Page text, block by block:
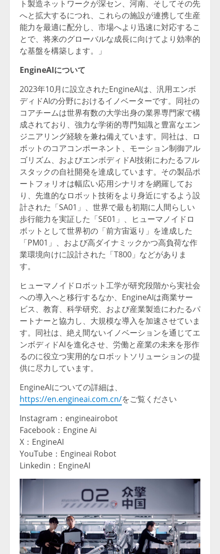
ト製造ネットワークが深セン、河南、そしてその先
へと拡大するにつれ、これらの施設が連携して生産
能力を最適に配分し、市場へより迅速に対応するこ
とで、将来のグローバルな成長に向けてより効率的
な基盤を構築します。」
EngineAIについて
2023年10月に設立されたEngineAIは、汎用エンボ
ディドAIの分野におけるイノベーターです。同社の
コアチームは世界有数の大学出身の業界専門家で構
成されており、強力な学術的専門知識と豊富なエン
ジニアリング経験を兼ね備えています。同社は、ロ
ボットのコアコンポーネント、モーション制御アル
ゴリズム、およびエンボディドAI技術にわたるフル
スタックの自社開発を達成しています。その製品ポ
ートフォリオは幅広い応用シナリオを網羅してお
り、先進的なロボット技術をより身近にするよう設
計された「SA01」、世界で最も初期に人間らしい
歩行能力を実証した「SE01」、ヒューマノイドロ
ボットとして世界初の「前方宙返り」を達成した
「PM01」、および高ダイナミックかつ高負荷な作
業環境向けに設計された「T800」などがありま
す。
ヒューマノイドロボット工学が研究段階から実社会
への導入へと移行するなか、EngineAIは商業サー
ビス、教育、科学研究、および産業製造にわたるパ
ートナーと協力し、大規模な導入を加速させていま
す。同社は、絶え間ないイノベーションを通じてエ
ンボディドAIを進化させ、労働と産業の未来を形作
るのに役立つ実用的なロボットソリューションの提
供に尽力しています。
EngineAIについての詳細は、
https://en.engineai.com.cn/をご覧ください
Instagram：engineairobot
Facebook：Engine Ai
X：EngineAI
YouTube：Engineai Robot
Linkedin：EngineAI